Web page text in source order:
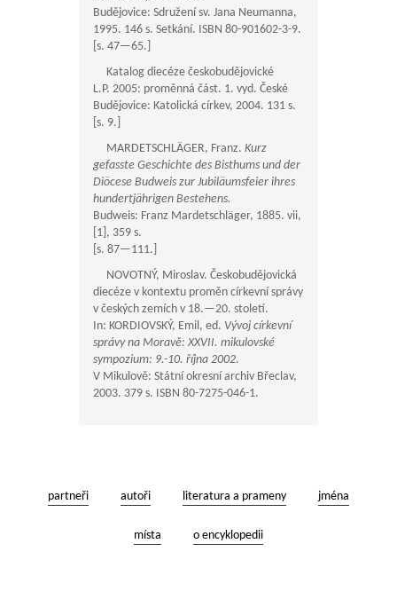
Budějovice: Sdružení sv. Jana Neumanna,
1995. 146 s. Setkání. ISBN 80-901602-3-9.
[s. 47—65.]
Katalog diecéze českobudějovické
L.P. 2005: proměnná část. 1. vyd. České
Budějovice: Katolická církev, 2004. 131 s.
[s. 9.]
MARDETSCHLÄGER, Franz. Kurz
gefasste Geschichte des Bisthums und der
Diöcese Budweis zur Jubiläumsfeier ihres
hundertjährigen Bestehens.
Budweis: Franz Mardetschläger, 1885. vii,
[1], 359 s.
[s. 87—111.]
NOVOTNÝ, Miroslav. Českobudějovická
diecéze v kontextu proměn církevní správy
v českých zemích v 18.—20. století.
In: KORDIOVSKÝ, Emil, ed. Vývoj církevní
správy na Moravě: XXVII. mikulovské
sympozium: 9.-10. října 2002.
V Mikulově: Státní okresní archiv Břeclav,
2003. 379 s. ISBN 80-7275-046-1.
partneři autoři literatura a prameny jména
místa o encyklopedii